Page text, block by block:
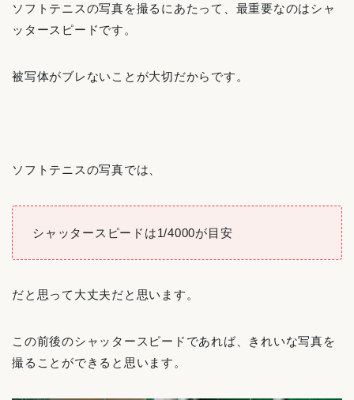
ソフトテニスの写真を撮るにあたって、最重要なのはシャ
ッタースピードです。
被写体がブレないことが大切だからです。
ソフトテニスの写真では、
シャッタースピードは1/4000が目安
だと思って大丈夫だと思います。
この前後のシャッタースピードであれば、きれいな写真を
撮ることができると思います。